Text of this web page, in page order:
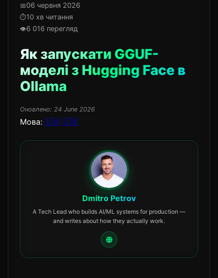
06 червня 2026
10 хв читання
6 016 перегляд
Як запускати GGUF-
моделі з Hugging Face в
Ollama
Оновлено: 24 June 2026
Мова: 🇺🇦 🇬🇧
Dmitro Petrov
A Tech Lead who builds AI/ML systems for production —
and writes about how they actually work.